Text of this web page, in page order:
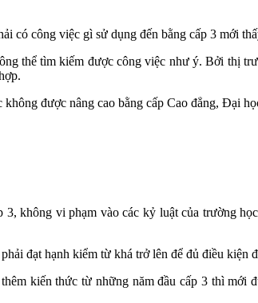
có công việc gì sử dụng đến bằng cấp 3 mới
thể tìm kiếm được công việc như ý. Bởi thị
được nâng cao bằng cấp Cao đẳng, Đại
không vi phạm vào các kỷ luật của trường
đạt hạnh kiểm từ khá trở lên để đủ điều kiện
kiến thức từ những năm đầu cấp 3 thì mới